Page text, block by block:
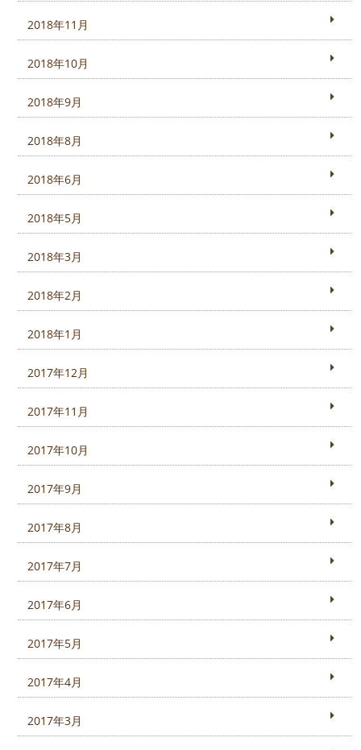
2018年11月
2018年10月
2018年9月
2018年8月
2018年6月
2018年5月
2018年3月
2018年2月
2018年1月
2017年12月
2017年11月
2017年10月
2017年9月
2017年8月
2017年7月
2017年6月
2017年5月
2017年4月
2017年3月